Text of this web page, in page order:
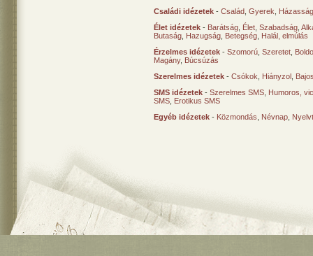
Családi idézetek - Család Gyerek
Élet idézetek - Barátság Élet Szabadság
Butaság Hazugság Betegség Halál, elmúlás
Érzelmes idézetek - Szomorú Szeretet
Magány, Búcsúzás
Szerelmes idézetek - Csókok Hiányzol
SMS idézetek - Szerelmes SMS Humoros,
SMS Erotikus SMS
Egyéb idézetek - Közmondás Névnap